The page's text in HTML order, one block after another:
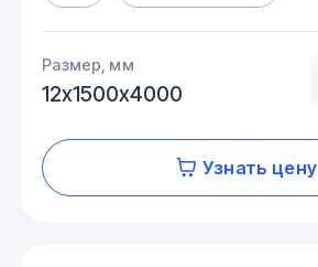
Размер, мм
12х1500х4000
Узнать цену